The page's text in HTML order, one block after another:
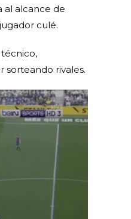
al alcance de
culé.
sorteando rivales.